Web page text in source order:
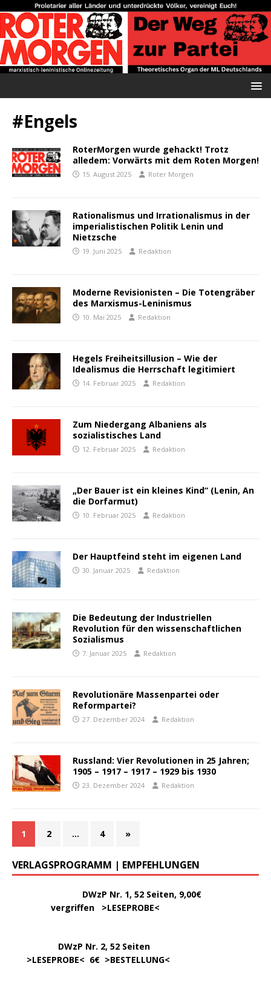
#Engels
RoterMorgen wurde gehackt! Trotz
alledem: Vorwärts mit dem Roten Morgen!
15. August 2025 Roter Morgen
Rationalismus und Irrationalismus in der
imperialistischen Politik Lenin und
Nietzsche
19. Juni 2025 Redaktion
Moderne Revisionisten – Die Totengräber
des Marxismus-Leninismus
10. Mai 2025 Redaktion
Hegels Freiheitsillusion – Wie der
Idealismus die Herrschaft legitimiert
14. Februar 2025 Redaktion
Zum Niedergang Albaniens als
sozialistisches Land
12. Februar 2025 Redaktion
„Der Bauer ist ein kleines Kind“ (Lenin, An
die Dorfarmut)
10. Februar 2025 Redaktion
Der Hauptfeind steht im eigenen Land
30. Januar 2025 Redaktion
Die Bedeutung der Industriellen
Revolution für den wissenschaftlichen
Sozialismus
7. Januar 2025 Redaktion
Revolutionäre Massenpartei oder
Reformpartei?
27. Dezember 2024 Redaktion
Russland: Vier Revolutionen in 25 Jahren;
1905 – 1917 – 1917 – 1929 bis 1930
23. Dezember 2024 Redaktion
1 2 … 4 »
VERLAGSPROGRAMM | EMPFEHLUNGEN
DWzP Nr. 1, 52 Seiten, 9,00€
vergriffen >LESEPROBE<
DWzP Nr. 2, 52 Seiten
>LESEPROBE< 6€ >BESTELLUNG<